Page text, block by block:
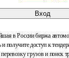
Вход
в России биржа
и получите доступ к
перевозку грузов и поиск